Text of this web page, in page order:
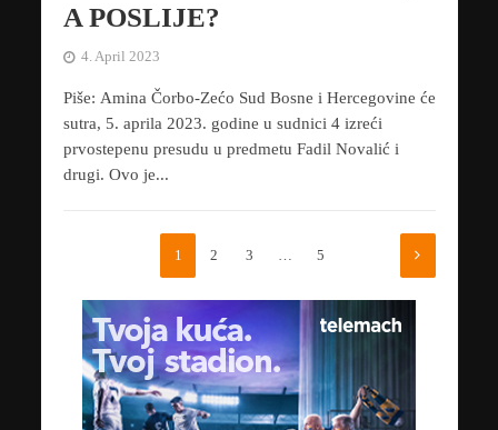
A POSLIJE?
4. April 2023
Piše: Amina Čorbo-Zećo Sud Bosne i Hercegovine će
sutra, 5. aprila 2023. godine u sudnici 4 izreći
prvostepenu presudu u predmetu Fadil Novalić i
drugi. Ovo je...
1 2 3 … 5